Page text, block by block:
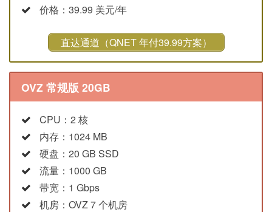
价格：39.99 美元/年
直达通道（QNET 年付39.99方案）
OVZ 常规版 20GB
CPU：2 核
内存：1024 MB
硬盘：20 GB SSD
流量：1000 GB
带宽：1 Gbps
机房：OVZ 7 个机房